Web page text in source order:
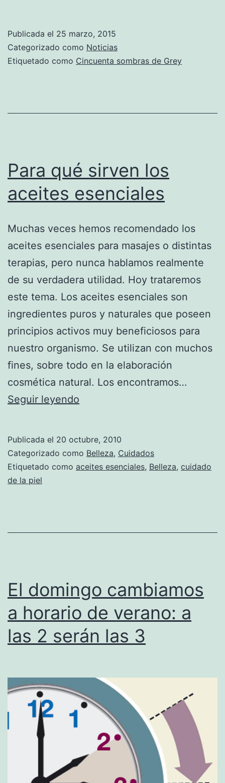
de
Jamie
Dakota
segunda
parte
50
sombras
de
Grey
Publicada el 25 marzo, 2015
Categorizado como Noticias
Etiquetado como Cincuenta sombras de Grey
Para qué sirven los
aceites esenciales
Muchas veces hemos recomendado los
aceites esenciales para masajes o distintas
terapias, pero nunca hablamos realmente
de su verdadera utilidad. Hoy trataremos
este tema. Los aceites esenciales son
ingredientes puros y naturales que poseen
principios activos muy beneficiosos para
nuestro organismo. Se utilizan con muchos
fines, sobre todo en la elaboración
cosmética natural. Los encontramos…
Seguir leyendo
los
aceites
Publicada el 20 octubre, 2010
Categorizado como Belleza, Cuidados
Etiquetado como aceites esenciales, Belleza, cuidado
de la piel
El domingo cambiamos
a horario de verano: a
las 2 serán las 3